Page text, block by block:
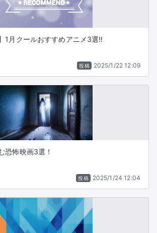
1月クールおすすめアニメ3選!!
投稿 2025/1/22 12:09
恐怖映画3選！
投稿 2025/1/24 12:04